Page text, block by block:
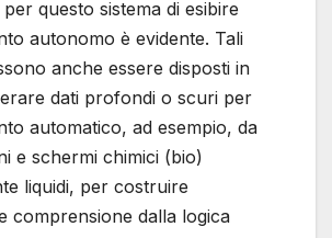
questo sistema di esibire
autonomo è evidente. Tali
anche essere disposti in
dati profondi o scuri per
automatico, ad esempio, da
e schermi chimici (bio)
liquidi, per costruire
comprensione dalla logica